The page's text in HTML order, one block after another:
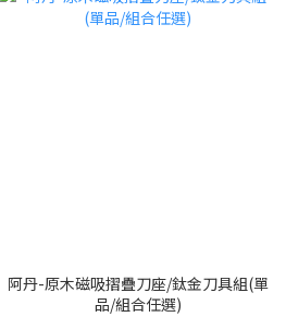
阿丹-原木磁吸摺疊刀座/鈦金刀具組(單
品/組合任選)